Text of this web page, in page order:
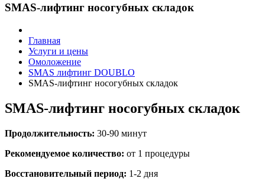
SMAS-лифтинг носогубных складок
Главная
Услуги и цены
Омоложение
SMAS лифтинг DOUBLO
SMAS-лифтинг носогубных складок
SMAS-лифтинг носогубных складок
Продолжительность: 30-90 минут
Рекомендуемое количество: от 1 процедуры
Восстановительный период: 1-2 дня